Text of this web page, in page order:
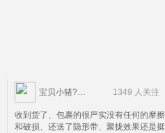
宝贝小猪?…… 1349 人关注
收到货了、包裹的很严实没有任何的摩擦
和破损、还送了隐形带、聚拢效果还是挺